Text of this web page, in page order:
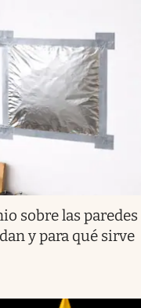
sobre las paredes
y para qué sirve